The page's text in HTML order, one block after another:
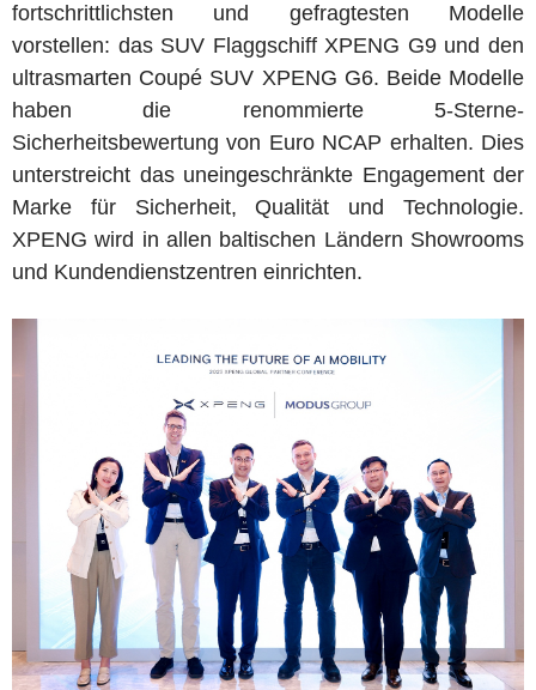
fortschrittlichsten und gefragtesten Modelle
vorstellen: das SUV Flaggschiff XPENG G9 und den
ultrasmarten Coupé SUV XPENG G6. Beide Modelle
haben die renommierte 5-Sterne-
Sicherheitsbewertung von Euro NCAP erhalten. Dies
unterstreicht das uneingeschränkte Engagement der
Marke für Sicherheit, Qualität und Technologie.
XPENG wird in allen baltischen Ländern Showrooms
und Kundendienstzentren einrichten.